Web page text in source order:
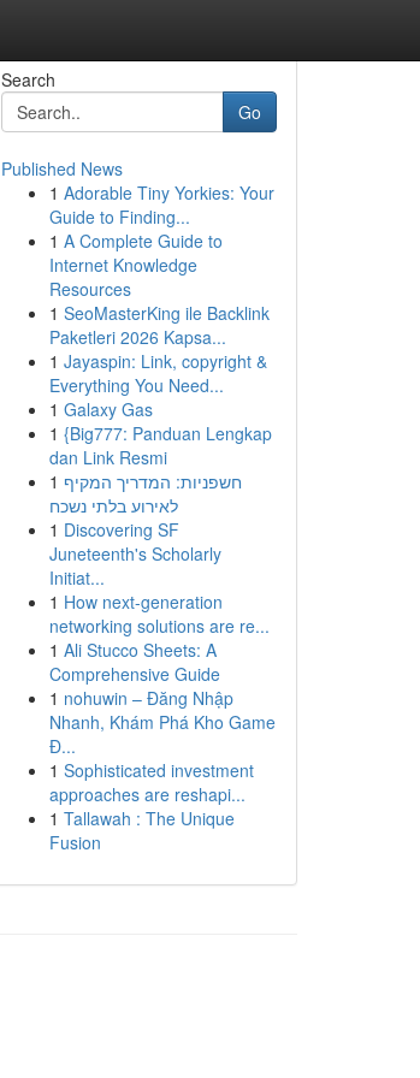
Search
Go
Published News
1 Adorable Tiny Yorkies: Your
Guide to Finding...
1 A Complete Guide to
Internet Knowledge
Resources
1 SeoMasterKing ile Backlink
Paketleri 2026 Kapsa...
1 Jayaspin: Link, copyright &
Everything You Need...
1 Galaxy Gas
1 {Big777: Panduan Lengkap
dan Link Resmi
1 חשפניות: המדריך המקיף
לאירוע בלתי נשכח
1 Discovering SF
Juneteenth's Scholarly
Initiat...
1 How next-generation
networking solutions are re...
1 Ali Stucco Sheets: A
Comprehensive Guide
1 nohuwin – Đăng Nhập
Nhanh, Khám Phá Kho Game
Đ...
1 Sophisticated investment
approaches are reshapi...
1 Tallawah : The Unique
Fusion